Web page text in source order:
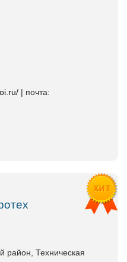
| почта:
район, Техническая